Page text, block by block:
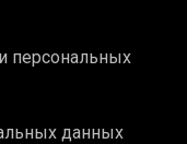
персональных
данных